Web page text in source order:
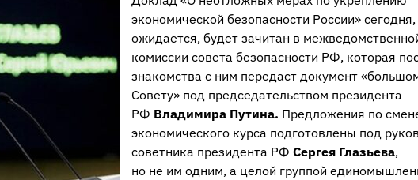
экономической безопасности России»
ожидается, будет зачитан в
комиссии совета безопасности РФ, которая
знакомства с ним передаст документ
Совету» под председательством президента
РФ Владимира Путина. Предложения по
экономического курса подготовлены под
советника президента РФ Сергея Глазьева,
но не им одним, а целой группой